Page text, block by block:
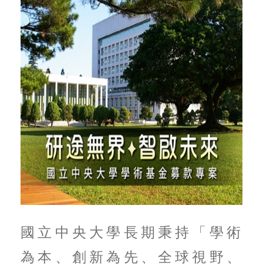
國立中央大學長期秉持「學術
為本、創新為先、全球視野、